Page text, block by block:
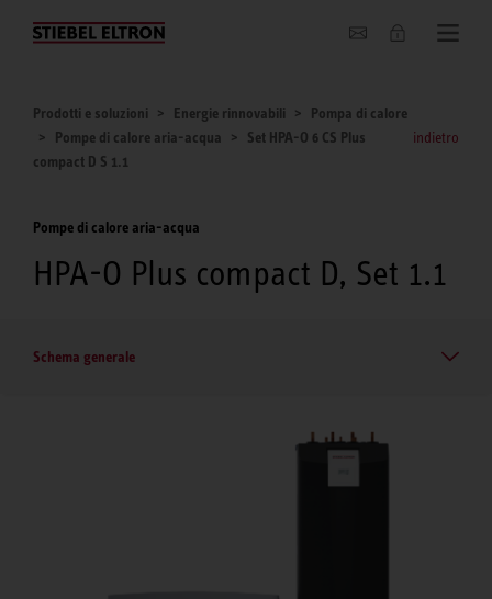
Chi siamo
Prodotti e soluzioni Energie rinnovabili
Pompa di calore
Pompe di calore aria-acqua
Set HPA-O 6 CS Plus
compact D S 1.1
indietro
Pompe di calore aria-acqua
HPA-O Plus compact D, Set 1.1
Schema generale